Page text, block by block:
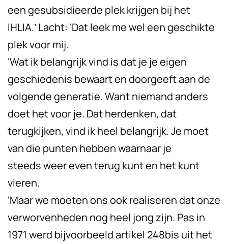
een gesubsidieerde plek krijgen bij het
IHLIA.’ Lacht: ‘Dat leek me wel een geschikte
plek voor mij.
‘Wat ik belangrijk vind is dat je je eigen
geschiedenis bewaart en doorgeeft aan de
volgende generatie. Want niemand anders
doet het voor je. Dat herdenken, dat
terugkijken, vind ik heel belangrijk. Je moet
van die punten hebben waarnaar je
steeds weer even terug kunt en het kunt
vieren.
‘Maar we moeten ons ook realiseren dat onze
verworvenheden nog heel jong zijn. Pas in
1971 werd bijvoorbeeld artikel 248bis uit het